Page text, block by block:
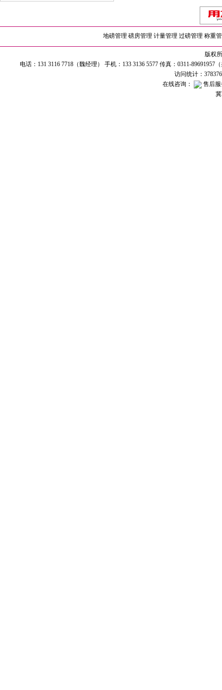
地磅管理 磅房管理 计量管理 过磅管理 称重
版权
电话：131 3116 7718（魏经理） 手机：133 3136 5577 传真：0311-
访问统计：
在线咨询：
售后